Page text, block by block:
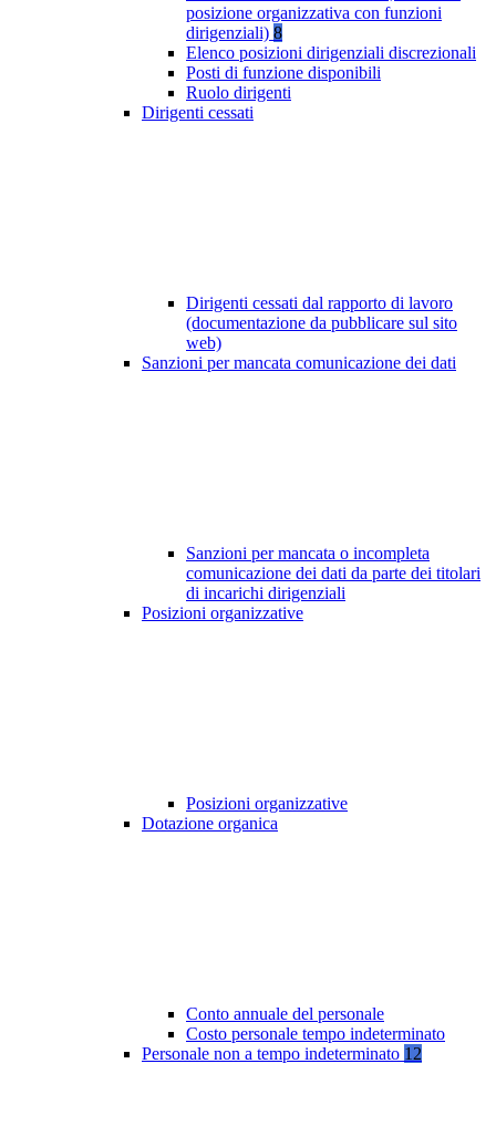
posizione organizzativa con funzioni
dirigenziali) 8
Elenco posizioni dirigenziali discrezionali
Posti di funzione disponibili
Ruolo dirigenti
Dirigenti cessati
Dirigenti cessati dal rapporto di lavoro
(documentazione da pubblicare sul sito
web)
Sanzioni per mancata comunicazione dei dati
Sanzioni per mancata o incompleta
comunicazione dei dati da parte dei titolari
di incarichi dirigenziali
Posizioni organizzative
Posizioni organizzative
Dotazione organica
Conto annuale del personale
Costo personale tempo indeterminato
Personale non a tempo indeterminato 12